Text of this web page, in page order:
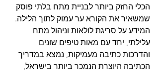
הכלי החזק ביותר לבניית מתח בלתי פוסק
שמשאיר את הקורא ער עמוק לתוך הלילה.
המידע על סריגת לולאות וניהול מתח
עלילתי, יחד עם מאות טיפים שונים
והדרכות כתיבה מעמיקות, נמצא במדריך
הכתיבה היוצרת הנמכר ביותר בישראל,